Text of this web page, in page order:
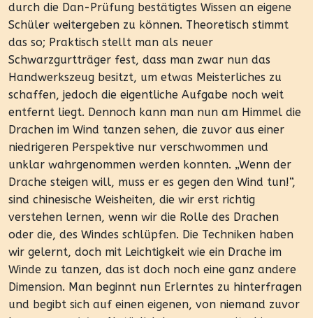
durch die Dan-Prüfung bestätigtes Wissen an eigene
Schüler weitergeben zu können. Theoretisch stimmt
das so; Praktisch stellt man als neuer
Schwarzgurtträger fest, dass man zwar nun das
Handwerkszeug besitzt, um etwas Meisterliches zu
schaffen, jedoch die eigentliche Aufgabe noch weit
entfernt liegt. Dennoch kann man nun am Himmel die
Drachen im Wind tanzen sehen, die zuvor aus einer
niedrigeren Perspektive nur verschwommen und
unklar wahrgenommen werden konnten. „Wenn der
Drache steigen will, muss er es gegen den Wind tun!“,
sind chinesische Weisheiten, die wir erst richtig
verstehen lernen, wenn wir die Rolle des Drachen
oder die, des Windes schlüpfen. Die Techniken haben
wir gelernt, doch mit Leichtigkeit wie ein Drache im
Winde zu tanzen, das ist doch noch eine ganz andere
Dimension. Man beginnt nun Erlerntes zu hinterfragen
und begibt sich auf einen eigenen, von niemand zuvor